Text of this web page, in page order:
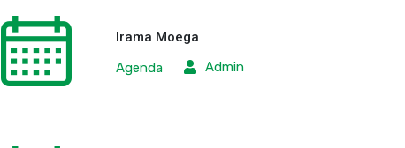
Irama Moega
Agenda
Admin